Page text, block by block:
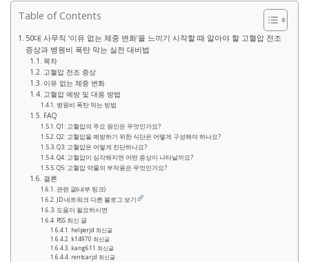
Table of Contents
50대 사무직 ‘이유 없는 체중 변화’을 느끼기 시작할 때 알아야 할 고혈압 전조
증상과 병원비 폭탄 막는 실전 대비법
목차
고혈압 전조 증상
이유 없는 체중 변화
고혈압 예방 및 대응 방법
병원비 폭탄 막는 방법
FAQ
Q1: 고혈압의 주요 원인은 무엇인가요?
Q2: 고혈압을 예방하기 위한 식단은 어떻게 구성해야 하나요?
Q3: 고혈압은 어떻게 진단하나요?
Q4: 고혈압이 심각해지면 어떤 증상이 나타날까요?
Q5: 고혈압 약물의 부작용은 무엇인가요?
결론
관련 글(내부 링크)
JD 네트워크 다른 블로그 보기
도움이 필요하시면
RSS 최신 글
helperjd 최신글
k14970 최신글
kang611 최신글
rentcarjd 최신글